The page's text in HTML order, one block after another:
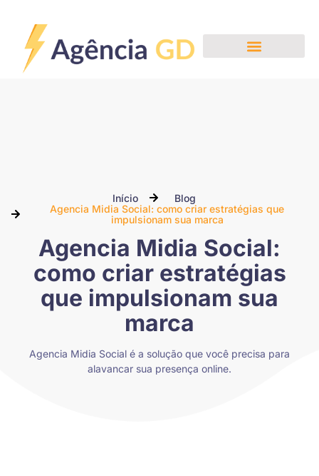
Início
Blog
Agencia Midia Social: como criar estratégias que
impulsionam sua marca
Agencia Midia Social:
como criar estratégias
que impulsionam sua
marca
Agencia Midia Social é a solução que você precisa para
alavancar sua presença online.